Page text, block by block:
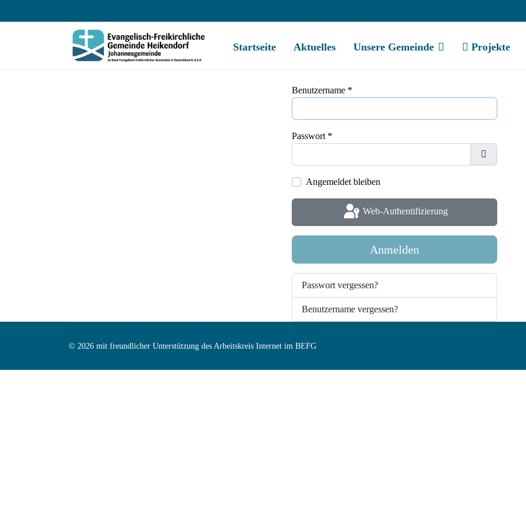
Startseite Aktuelles Unsere Gemeinde Projekte
Benutzername *
Passwort *
Passwort
Angemeldet bleiben
Web-Authentifizierung
Anmelden
Passwort vergessen?
Benutzername vergessen?
© 2026 mit freundlicher Unterstützung des Arbeitskreis Internet im BEFG